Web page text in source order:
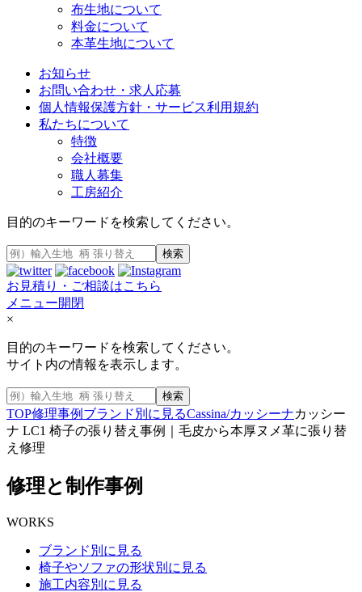
布生地について
料金について
本革生地について
お知らせ
お問い合わせ・求人応募
個人情報保護方針・サービス利用規約
私たちについて
特徴
会社概要
職人募集
工房紹介
目的のキーワードを検索してください。
検索
お見積り・ご相談はこちら
メニュー開閉
×
目的のキーワードを検索してください。
サイト内の情報を表示します。
検索
TOP修理事例 ブランド別に見るCassina/カッシーナカッシー
ナ LC1 椅子の張り替え事例｜毛皮から本厚ヌメ革に張り替
え修理
修理と制作事例
WORKS
ブランド別に見る
椅子やソファの形状別に見る
施工内容別に見る